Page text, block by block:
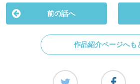
前の話へ
作品紹介ページへも